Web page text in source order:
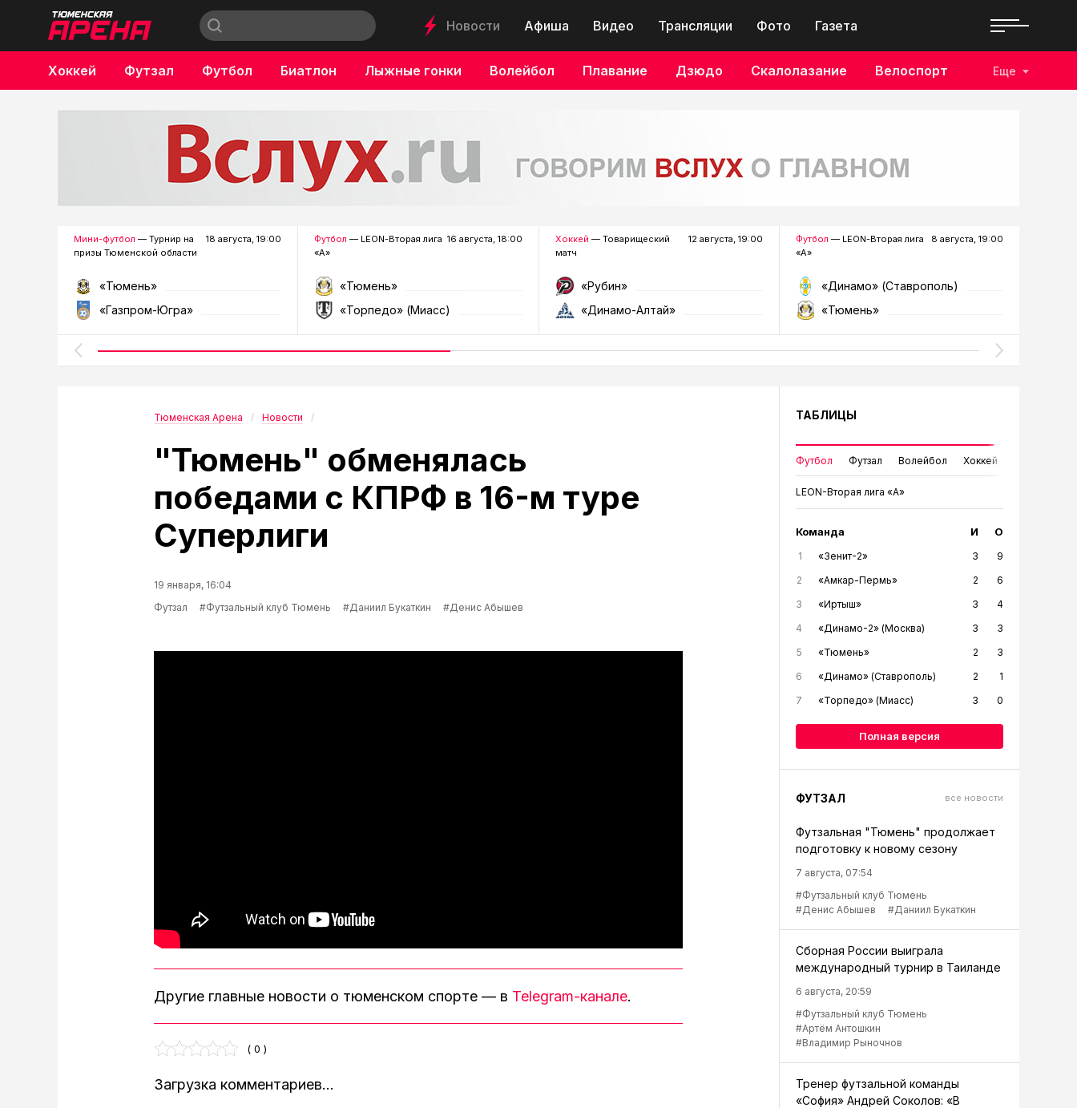
Новости Афиша Видео Трансляции Фото Газета
Хоккей Футзал Футбол Биатлон Лыжные гонки Волейбол Плавание Дзюдо Скалолазание Велоспорт
Бокс
Еще
Мини-футбол — Турнир на
призы Тюменской области
18 августа, 19:00
«Тюмень»
«Газпром-Югра»
Футбол — LEON-Вторая лига
«А»
16 августа, 18:00
«Тюмень»
«Торпедо» (Миасс)
Хоккей — Товарищеский
матч
12 августа, 19:00
«Рубин»
«Динамо-Алтай»
Футбол — LEON-Вторая лига
«А»
8 августа, 19:00
«Динамо» (Ставрополь)
«Тюмень»
Тюменская Арена Новости
"Тюмень" обменялась
победами с КПРФ в 16-м туре
Суперлиги
19 января, 16:04
Футзал
#Футзальный клуб Тюмень #Даниил Букаткин #Денис Абышев
Другие главные новости о тюменском спорте — в Telegram-канале.
( 0 )
Загрузка комментариев...
ТАБЛИЦЫ
Футбол Футзал Волейбол Хоккей
LEON-Вторая лига «А»
Команда И О
1 «Зенит-2» 3
9
2
«Амкар-Пермь» 2
6
3
«Иртыш» 3
4
4
«Динамо-2» (Москва) 3
3
5
«Тюмень» 2
3
6
«Динамо» (Ставрополь) 2
1
7
«Торпедо» (Миасс) 3 0
Полная версия
ФУТЗАЛ все новости
Футзальная "Тюмень" продолжает
подготовку к новому сезону
7 августа, 07:54
#Футзальный клуб Тюмень
#Денис Абышев
#Даниил Букаткин
Сборная России выиграла
международный турнир в Таиланде
6 августа, 20:59
#Футзальный клуб Тюмень
#Артём Антошкин
#Владимир Рыночнов
Тренер футзальной команды
«София» Андрей Соколов: «В